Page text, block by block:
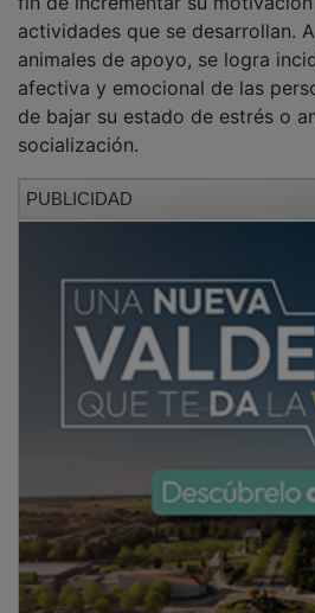
actividades que se desarrollan.
animales de apoyo, se logra
afectiva y emocional de las
de bajar su estado de estrés o
socialización.